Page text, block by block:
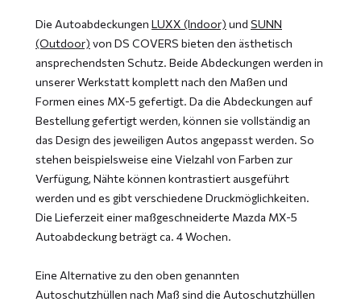
Die Autoabdeckungen LUXX (Indoor) und SUNN
(Outdoor) von DS COVERS bieten den ästhetisch
ansprechendsten Schutz. Beide Abdeckungen werden in
unserer Werkstatt komplett nach den Maßen und
Formen eines MX-5 gefertigt. Da die Abdeckungen auf
Bestellung gefertigt werden, können sie vollständig an
das Design des jeweiligen Autos angepasst werden. So
stehen beispielsweise eine Vielzahl von Farben zur
Verfügung, Nähte können kontrastiert ausgeführt
werden und es gibt verschiedene Druckmöglichkeiten.
Die Lieferzeit einer maßgeschneiderte Mazda MX-5
Autoabdeckung beträgt ca. 4 Wochen.
Eine Alternative zu den oben genannten
Autoschutzhüllen nach Maß sind die Autoschutzhüllen